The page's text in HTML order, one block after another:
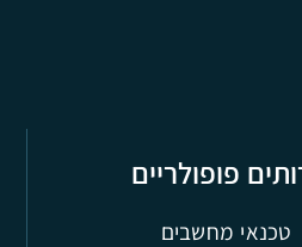
פופולריים
טכנאי מחשבים